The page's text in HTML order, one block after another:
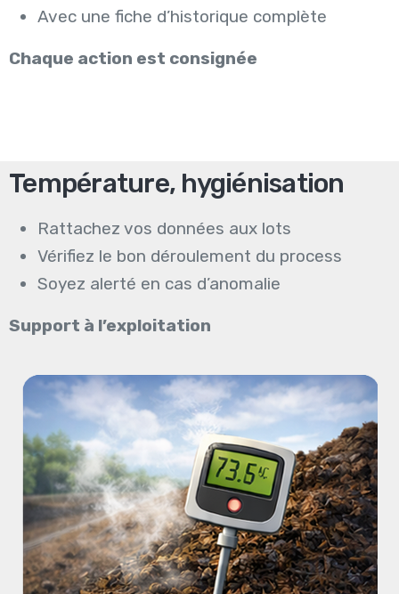
Avec une fiche d’historique complète
Chaque action est consignée
Température, hygiénisation
Rattachez vos données aux lots
Vérifiez le bon déroulement du process
Soyez alerté en cas d’anomalie
Support à l’exploitation